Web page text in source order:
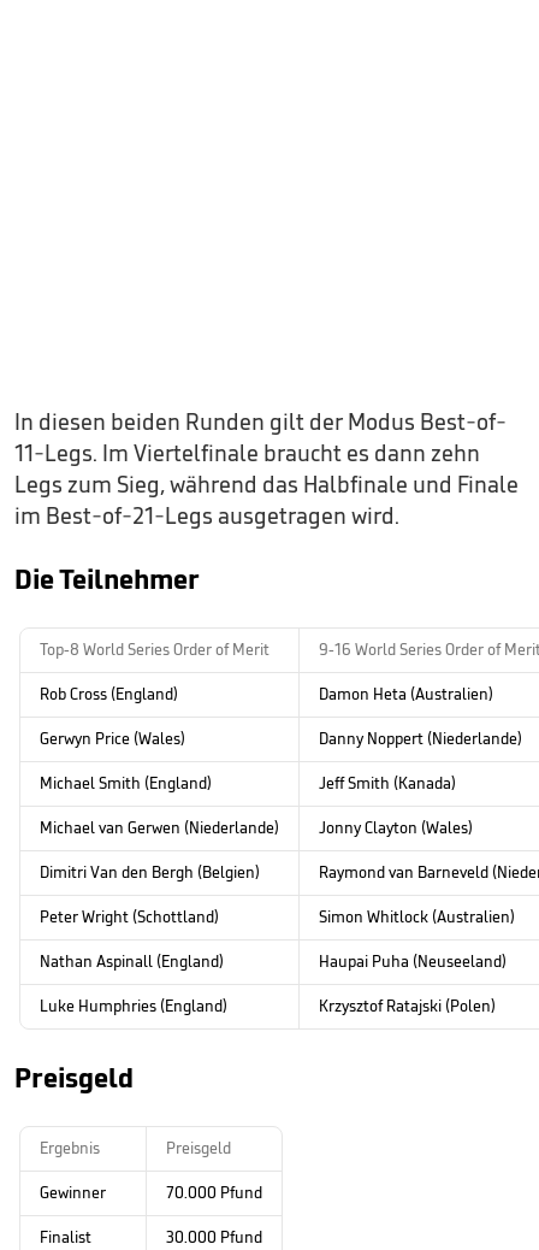
In diesen beiden Runden gilt der Modus Best-of-
11-Legs. Im Viertelfinale braucht es dann zehn
Legs zum Sieg, während das Halbfinale und Finale
im Best-of-21-Legs ausgetragen wird.
Die Teilnehmer
Top-8 World Series Order of Merit 9-16 World Series Order of
Rob Cross (England) Damon Heta (Australien)
Gerwyn Price (Wales) Danny Noppert (Niederlande)
Michael Smith (England) Jeff Smith (Kanada)
Michael van Gerwen (Niederlande) Jonny Clayton (Wales)
Dimitri Van den Bergh (Belgien) Raymond van Barneveld
Peter Wright (Schottland) Simon Whitlock (Australien)
Nathan Aspinall (England) Haupai Puha (Neuseeland)
Luke Humphries (England) Krzysztof Ratajski (Polen)
Preisgeld
Ergebnis Preisgeld
Gewinner 70.000 Pfund
Finalist 30.000 Pfund